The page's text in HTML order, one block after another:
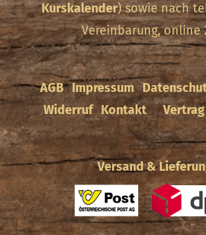
Kurskalender) sowie nach
Vereinbarung, online
AGB Impressum
Widerruf Kontakt
Versand &